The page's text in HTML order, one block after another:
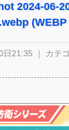
2024-06-
21:35 ｜ カテゴ